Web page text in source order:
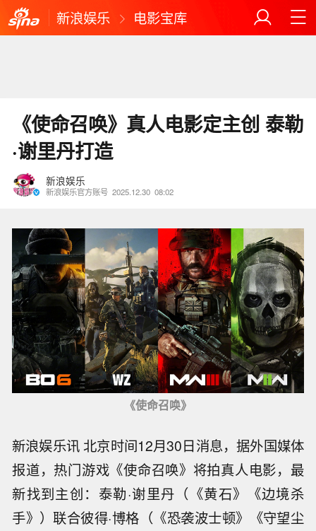
新浪娱乐 电影宝库
《使命召唤》真人电影定主创 泰勒
·谢里丹打造
新浪娱乐
新浪娱乐官方账号 2025.12.30 08:02
《使命召唤》
新浪娱乐讯 北京时间12月30日消息，据外国媒体
报道，热门游戏《使命召唤》将拍真人电影，最
新找到主创：泰勒·谢里丹（《黄石》《边境杀
手》）联合彼得·博格（《恐袭波士顿》《守望尘